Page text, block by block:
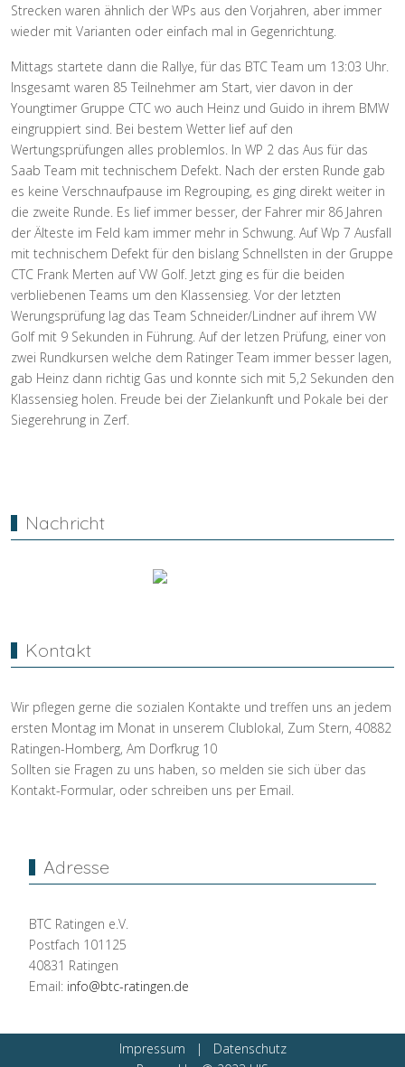
Strecken waren ähnlich der WPs aus den Vorjahren, aber immer
wieder mit Varianten oder einfach mal in Gegenrichtung.
Mittags startete dann die Rallye, für das BTC Team um 13:03 Uhr.
Insgesamt waren 85 Teilnehmer am Start, vier davon in der
Youngtimer Gruppe CTC wo auch Heinz und Guido in ihrem BMW
eingruppiert sind. Bei bestem Wetter lief auf den
Wertungsprüfungen alles problemlos. In WP 2 das Aus für das
Saab Team mit technischem Defekt. Nach der ersten Runde gab
es keine Verschnaufpause im Regrouping, es ging direkt weiter in
die zweite Runde. Es lief immer besser, der Fahrer mir 86 Jahren
der Älteste im Feld kam immer mehr in Schwung. Auf Wp 7 Ausfall
mit technischem Defekt für den bislang Schnellsten in der Gruppe
CTC Frank Merten auf VW Golf. Jetzt ging es für die beiden
verbliebenen Teams um den Klassensieg. Vor der letzten
Werungsprüfung lag das Team Schneider/Lindner auf ihrem VW
Golf mit 9 Sekunden in Führung. Auf der letzen Prüfung, einer von
zwei Rundkursen welche dem Ratinger Team immer besser lagen,
gab Heinz dann richtig Gas und konnte sich mit 5,2 Sekunden den
Klassensieg holen. Freude bei der Zielankunft und Pokale bei der
Siegerehrung in Zerf.
Nachricht
Kontakt
Wir pflegen gerne die sozialen Kontakte und treffen uns an jedem
ersten Montag im Monat in unserem Clublokal, Zum Stern, 40882
Ratingen-Homberg, Am Dorfkrug 10
Sollten sie Fragen zu uns haben, so melden sie sich über das
Kontakt-Formular, oder schreiben uns per Email.
Adresse
BTC Ratingen e.V.
Postfach 101125
40831 Ratingen
Email: info@btc-ratingen.de
Impressum | Datenschutz